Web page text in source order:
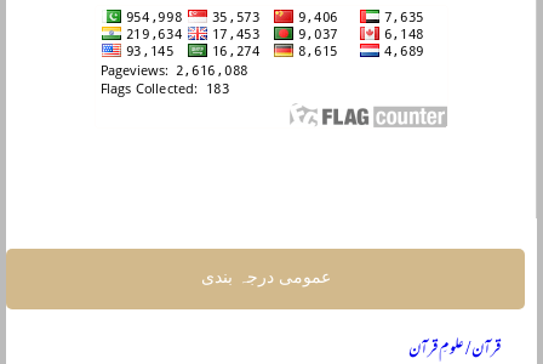
عمومی درجہ بندی
قرآن / علومِ قرآن